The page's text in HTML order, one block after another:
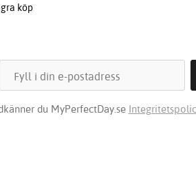
köp
du MyPerfectDay.se